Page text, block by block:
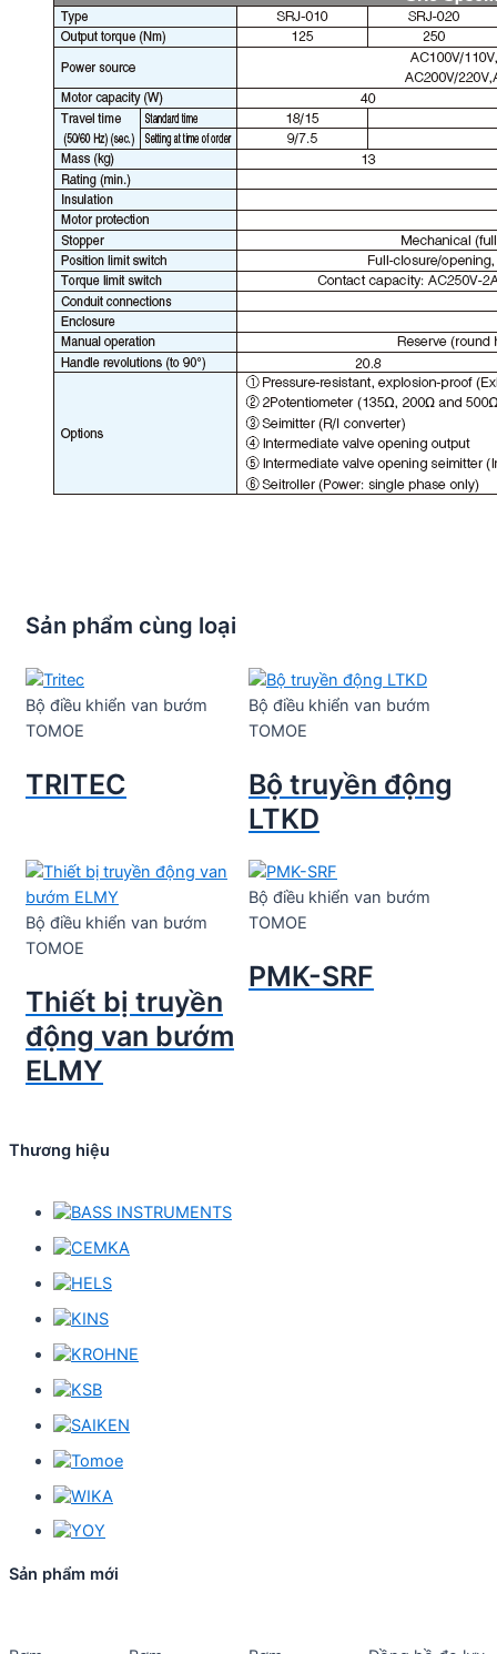
Thương hiệu
Sản phẩm mới
Sản phẩm cùng loại
Bộ điều khiển van bướm
TOMOE
TRITEC
Bộ điều khiển van bướm
TOMOE
Bộ truyền động
LTKD
Bộ điều khiển van bướm
TOMOE
Thiết bị truyền
động van bướm
ELMY
Bộ điều khiển van bướm
TOMOE
PMK-SRF